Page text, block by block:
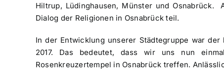
Hiltrup, Lüdinghausen, Münster und Osnabrück.
Dialog der Religionen in Osnabrück teil.
In der Entwicklung unserer Städtegruppe war
2017. Das bedeutet, dass wir uns nun
Rosenkreuzertempel in Osnabrück treffen.